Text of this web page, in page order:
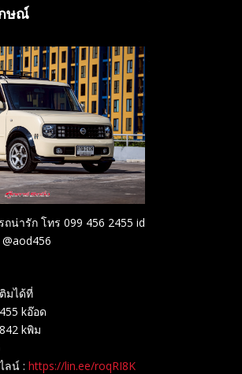
ษณ์
ถน่ารัก โทร 099 456 2455 id
@aod456
มได้ที่
kอ๊อด
kพิม
ลน์ : https://lin.ee/roqRI8K